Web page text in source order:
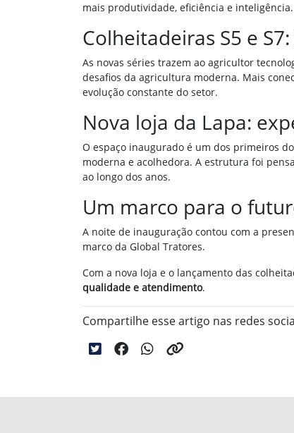
mais produtividade, eficiência e inteligência.
Colheitadeiras S5 e
As novas séries trazem ao agricultor
desafios da agricultura moderna. Mais
evolução constante do setor.
Nova loja da Lapa:
O espaço inaugurado é um dos primeiros
moderna e acolhedora. A estrutura foi
ao longo dos anos.
Um marco para o
A noite de inauguração contou com a
marco da Global Tratores.
Com a nova loja e o lançamento das
qualidade e atendimento.
Compartilhe esse artigo nas redes